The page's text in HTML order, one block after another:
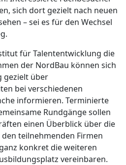
sich dort gezielt nach neuen
– sei es für den Wechsel
für Talententwicklung die
der NordBau können sich
gezielt über
bei verschiedenen
informieren. Terminierte
Rundgänge sollen
einen Überblick über die
teilnehmenden Firmen
konkret die weiteren
vereinbaren.